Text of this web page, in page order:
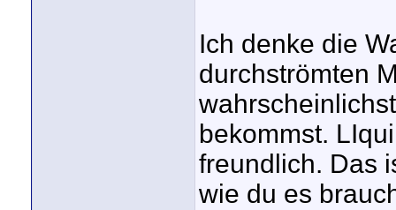
Ich denke die
durchströmten
bekommst.
freundlich. Das
wie du es